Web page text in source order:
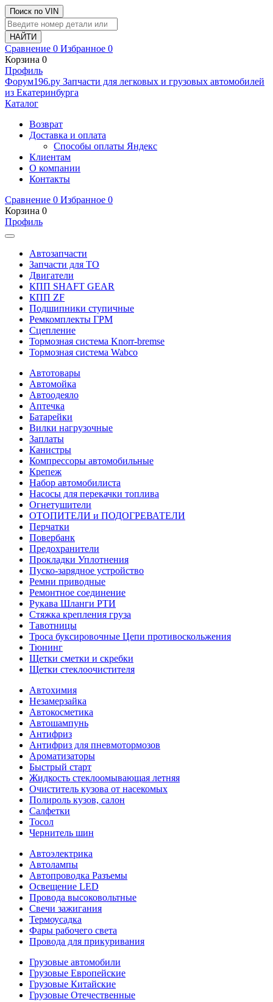
Поиск по VIN
Сравнение 0 Избранное 0
Корзина 0
Профиль
Фoрум196.ру Запчасти для легковых и грузовых автомобилей
из Екатеринбурга
Каталог
Возврат
Доставка и оплата
Способы оплаты Яндекс
Клиентам
О компании
Контакты
Сравнение 0 Избранное 0
Корзина 0
Профиль
Автозапчасти
Запчасти для ТО
Двигатели
КПП SHAFT GEAR
КПП ZF
Подшипники ступичные
Ремкомплекты ГРМ
Сцепление
Тормозная система Knorr-bremse
Тормозная система Wabco
Автотовары
Автомойка
Автоодеяло
Аптечка
Батарейки
Вилки нагрузочные
Заплаты
Канистры
Компрессоры автомобильные
Крепеж
Набор автомобилиста
Насосы для перекачки топлива
Огнетушители
ОТОПИТЕЛИ и ПОДОГРЕВАТЕЛИ
Перчатки
Повербанк
Предохранители
Прокладки Уплотнения
Пуско-зарядное устройство
Ремни приводные
Ремонтное соединение
Рукава Шланги РТИ
Стяжка крепления груза
Тавотницы
Троса буксировочные Цепи противоскольжения
Тюнинг
Щетки сметки и скребки
Щетки стеклоочистителя
Автохимия
Незамерзайка
Автокосметика
Автошампунь
Антифриз
Антифриз для пневмотормозов
Ароматизаторы
Быстрый старт
Жидкость стеклоомывающая летняя
Очиститель кузова от насекомых
Полироль кузов, салон
Салфетки
Тосол
Чернитель шин
Автоэлектрика
Автолампы
Автопроводка Разъемы
Освещение LED
Провода высоковольтные
Свечи зажигания
Термоусадка
Фары рабочего света
Провода для прикуривания
Грузовые автомобили
Грузовые Европейские
Грузовые Китайские
Грузовые Отечественные